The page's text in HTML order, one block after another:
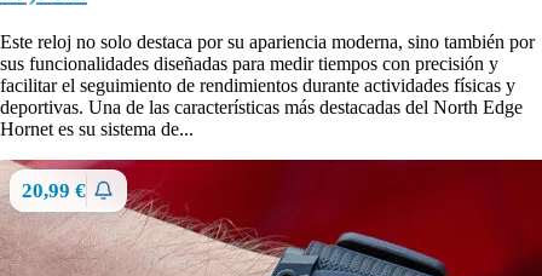
Este reloj no solo destaca por su apariencia moderna, sino también por
sus funcionalidades diseñadas para medir tiempos con precisión y
facilitar el seguimiento de rendimientos durante actividades físicas y
deportivas. Una de las características más destacadas del North Edge
Hornet es su sistema de...
20,99 €